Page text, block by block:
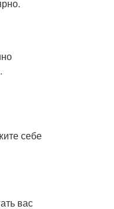
себе
вас